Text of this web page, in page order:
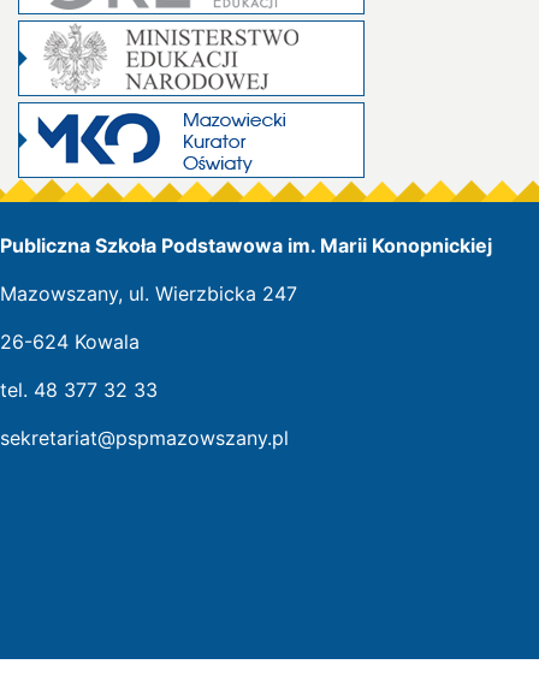
Publiczna Szkoła Podstawowa im. Marii Konopnickiej
Mazowszany, ul. Wierzbicka 247
26-624 Kowala
tel. 48 377 32 33
sekretariat@pspmazowszany.pl